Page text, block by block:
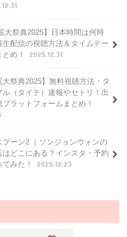
大祭典2025】日本時間は何時
生配信の視聴方法＆タイムテー
め！
2025.12.31
大祭典2025】無料視聴方法・タ
ル（タイテ）速報やセトリ！出
ラットフォームまとめ！
プーン2 ｜ソンジョンウォンの
はどこにある？インスタ・予約
みた！
2025.12.23